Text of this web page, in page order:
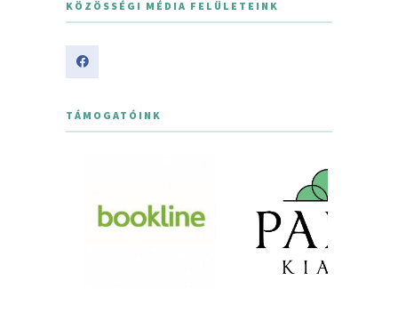
KÖZÖSSÉGI MÉDIA FELÜLETEINK
TÁMOGATÓINK